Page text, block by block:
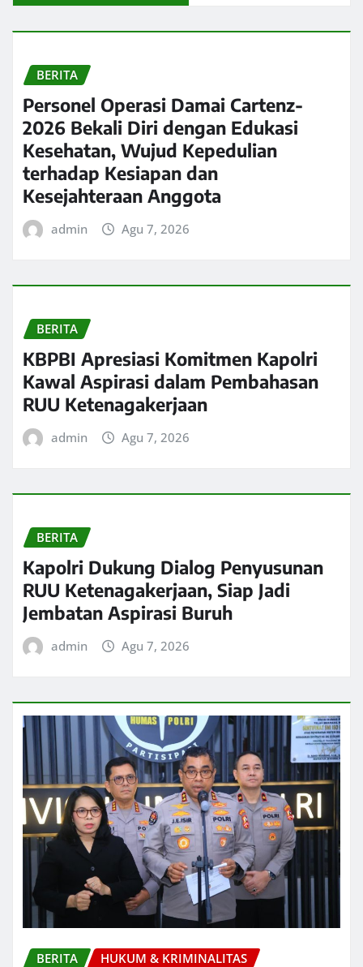
BERITA
Personel Operasi Damai Cartenz-
2026 Bekali Diri dengan Edukasi
Kesehatan, Wujud Kepedulian
terhadap Kesiapan dan
Kesejahteraan Anggota
admin Agu 7, 2026
BERITA
KBPBI Apresiasi Komitmen Kapolri
Kawal Aspirasi dalam Pembahasan
RUU Ketenagakerjaan
admin Agu 7, 2026
BERITA
Kapolri Dukung Dialog Penyusunan
RUU Ketenagakerjaan, Siap Jadi
Jembatan Aspirasi Buruh
admin Agu 7, 2026
BERITA HUKUM & KRIMINALITAS